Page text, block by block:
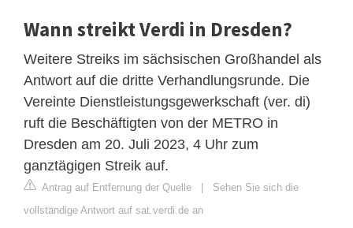
Wann streikt Verdi in Dresden?
Weitere Streiks im sächsischen Großhandel als
Antwort auf die dritte Verhandlungsrunde. Die
Vereinte Dienstleistungsgewerkschaft (ver. di)
ruft die Beschäftigten von der METRO in
Dresden am 20. Juli 2023, 4 Uhr zum
ganztägigen Streik auf.
Antrag auf Entfernung der Quelle | Sehen Sie sich die
vollständige Antwort auf sat.verdi.de an